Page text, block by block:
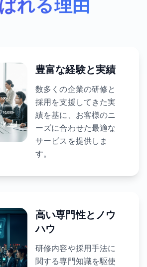
れる理由
豊富な経験と実績
数多くの企業の研修と
採用を支援してきた実
績を基に、お客様のニ
ーズに合わせた最適な
サービスを提供しま
す。
高い専門性とノウ
ハウ
研修内容や採用手法に
関する専門知識を駆使